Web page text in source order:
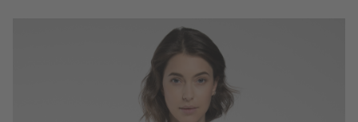
Artikelbilder überspringen